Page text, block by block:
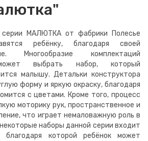
МАЛЮТКА от фабрики Полесье
ребёнку, благодаря своей
Многообразие комплектаций
выбрать набор, который
малышу. Детальки конструктора
форму и яркую окраску, благодаря
с цветами. Кроме того, процесс
моторику рук, пространственное и
что играет немаловажную роль в
наборы данной серии входит
благодаря которой ребёнок может